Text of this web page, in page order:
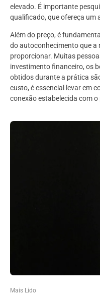
elevado. É importante
qualificado, que ofereça um
Além do preço, é
do autoconhecimento que
proporcionar. Muitas
investimento financeiro, os
obtidos durante a prática
custo, é essencial levar em
conexão estabelecida com
Mais Lido